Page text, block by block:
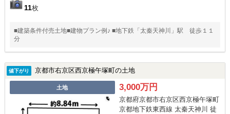
11枚
■建築条件付売土地■建物プラン例♪ ■地下鉄「太秦天神川」駅 徒歩１１
分
値下がり 京都市右京区西京極午塚町の土地
土地 3,000万円
京都府京都市右京区西京極午塚町
京都地下鉄東西線 太秦天神川 徒